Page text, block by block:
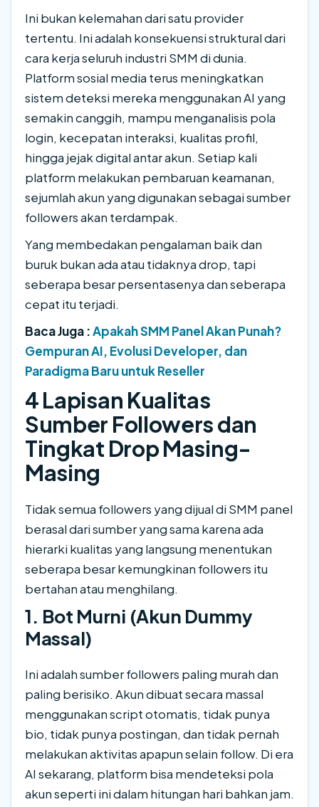
Ini bukan kelemahan dari satu provider
tertentu. Ini adalah konsekuensi struktural dari
cara kerja seluruh industri SMM di dunia.
Platform sosial media terus meningkatkan
sistem deteksi mereka menggunakan AI yang
semakin canggih, mampu menganalisis pola
login, kecepatan interaksi, kualitas profil,
hingga jejak digital antar akun. Setiap kali
platform melakukan pembaruan keamanan,
sejumlah akun yang digunakan sebagai sumber
followers akan terdampak.
Yang membedakan pengalaman baik dan
buruk bukan ada atau tidaknya drop, tapi
seberapa besar persentasenya dan seberapa
cepat itu terjadi.
Baca Juga :Apakah SMM Panel Akan Punah?
Gempuran AI, Evolusi Developer, dan
Paradigma Baru untuk Reseller
4 Lapisan Kualitas
Sumber Followers dan
Tingkat Drop Masing-
Masing
Tidak semua followers yang dijual di SMM panel
berasal dari sumber yang sama karena ada
hierarki kualitas yang langsung menentukan
seberapa besar kemungkinan followers itu
bertahan atau menghilang.
1. Bot Murni (Akun Dummy
Massal)
Ini adalah sumber followers paling murah dan
paling berisiko. Akun dibuat secara massal
menggunakan script otomatis, tidak punya
bio, tidak punya postingan, dan tidak pernah
melakukan aktivitas apapun selain follow. Di era
AI sekarang, platform bisa mendeteksi pola
akun seperti ini dalam hitungan hari bahkan jam.